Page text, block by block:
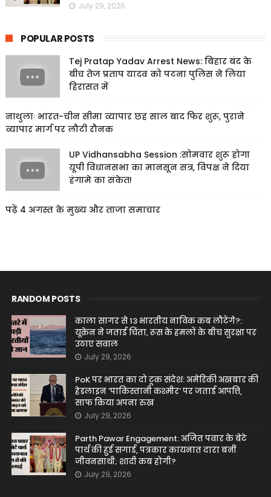
July 29, 2026
POPULAR POSTS
Tej Pratap Yadav Arrest News: बिहार बंद के
बीच तेज प्रताप यादव को पटना पुलिस ने लिया
हिरासत में
नाथुलाः भारत-चीन सीमा व्यापार छह साल बाद फिर शुरू, पुराने
व्यापार मार्ग पर लौटी रौनक
UP Vidhansabha Session :सोमवार शुरू होगा
यूपी विधानसभा का मानसून सत्र, विपक्ष ने दिया
हंगामे का संकेत!
पढ़ें 4 अगस्त के मुख्य और ताजा समाचार
RANDOM POSTS
काला सागर से 13 भारतीय नाविक कब लौटेंगे?:
यूक्रेन ने जताई चिंता, रूस के हमलों के बीच सुरक्षा पर
उठाए सवाल
July 29, 2026
PoK पर भारत का दो टूक संदेश: अमेरिकी अखबार की
हेडलाइन 'पाकिस्तानी कश्मीर' पर जताई आपत्ति,
साफ किया अपना रुख
July 29, 2026
Parth Pawar Engagement: अजित पवार के बेटे
पार्थ की हुई सगाई, पत्रकार कायनात दारा बनीं
जीवनसाथी; शादी कब होगी?
July 29, 2026